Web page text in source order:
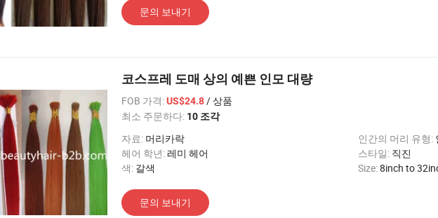
문의 보내기
코스프레 도매 상의 예쁜 인모 대량
FOB 가격:US$24.8/ 상품
최소 주문하다: 10 조각
자료: 머리카락 인간의 머리 유형:
헤어 학년:레미 헤어 스타일: 직진
색: 갈색 Size:8inch to
문의 보내기